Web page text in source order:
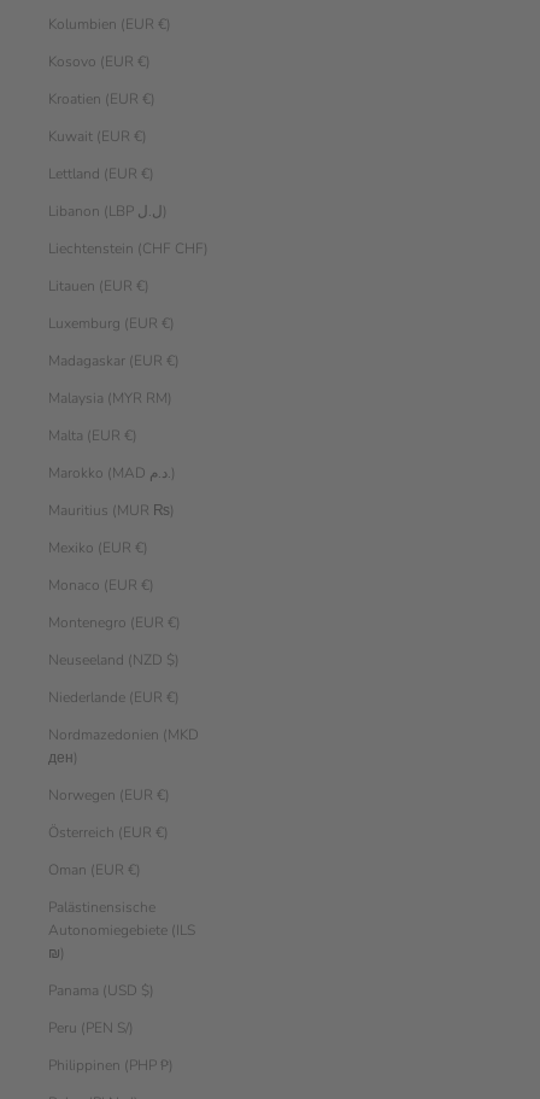
Kolumbien (EUR €)
Kosovo (EUR €)
Kroatien (EUR €)
Kuwait (EUR €)
Lettland (EUR €)
Libanon (LBP ل.ل)
Liechtenstein (CHF CHF)
Litauen (EUR €)
Luxemburg (EUR €)
Madagaskar (EUR €)
Malaysia (MYR RM)
Malta (EUR €)
Marokko (MAD د.م.)
Mauritius (MUR ₨)
Mexiko (EUR €)
Monaco (EUR €)
Montenegro (EUR €)
Neuseeland (NZD $)
Niederlande (EUR €)
Nordmazedonien (MKD
ден)
Norwegen (EUR €)
Österreich (EUR €)
Oman (EUR €)
Palästinensische
Autonomiegebiete (ILS
₪)
Panama (USD $)
Peru (PEN S/)
Philippinen (PHP ₱)